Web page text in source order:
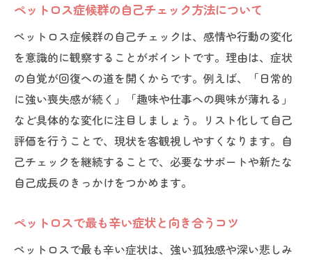
プ
ペットロスを乗り越える具体的な手順を紹
介
悲しみのぶり返しと向き合う心の準備
ペットロスの期間と回復への道のり
ペットの死に対する自分のせいと感じた時
の対応
専門サポート活用でペットロスを和らげる
新たな挑戦がペットロス克服に与える影響
ペットロス後の自己成長を促す実践法
ペットロス症候群の自己チェック方法について
ペットロス症候群の自己チェックは、感情や行動の変化
を意識的に観察することがポイントです。理由は、症状
の自覚が回復への道を開くからです。例えば、「日常的
に強い喪失感が続く」「趣味や仕事への興味が薄れる」
など具体的な変化に注目しましょう。リスト化して自己
評価を行うことで、現状を客観視しやすくなります。自
己チェックを継続することで、必要なサポートや新たな
自己成長のきっかけをつかめます。
ペットロスで最も辛い症状と向き合うコツ
ペットロスで最も辛い症状は、強い孤独感や深い悲しみ